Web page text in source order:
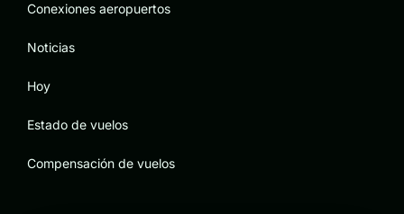
Conexiones aeropuertos
Noticias
Hoy
Estado de vuelos
Compensación de vuelos